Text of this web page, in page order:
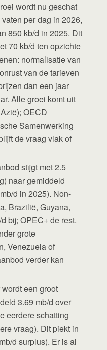
wordt nu geschat
per dag in 2026,
850 kb/d in 2025. Dit
70 kb/d ten opzichte
normalisatie van
van de tarieven
dan een jaar
Alle groei komt uit
OECD
Samenwerking
de vraag vlak of
stijgt met 2.5
naar gemiddeld
d in 2025). Non-
Brazilië, Guyana,
bij; OPEC+ de rest.
grote
Venezuela of
verder kan
een groot
3.69 mb/d over
eerdere schatting
vraag). Dit piekt in
d surplus). Er is al